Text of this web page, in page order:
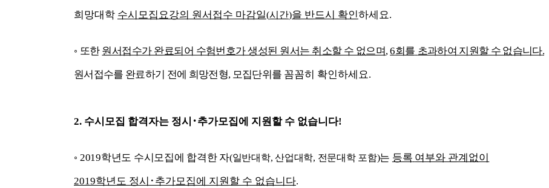
희망대학 수시모집요강의 원서접수 마감일(시간)을 반드시 확인하세요.
◦ 또한 원서접수가 완료되어 수험번호가 생성된 원서는 취소할 수 없으며,6회를 초과하여 지원할 수 없습니다.
원서접수를 완료하기 전에 희망전형, 모집단위를 꼼꼼히 확인하세요.
2. 수시모집 합격자는 정시 ･추가모집에 지원할 수 없습니다!
◦ 2019학년도 수시모집에 합격한 자(일반대학,산업대학, 전문대학 포함)는 등록 여부와 관계없이
2019학년도 정시 ･ 추가모집에 지원할 수 없습니다.